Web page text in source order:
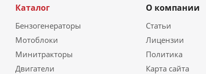
Каталог
Бензогенераторы
Мотоблоки
Минитракторы
Двигатели
О компании
Статьи
Лицензии
Политика
Карта сайта